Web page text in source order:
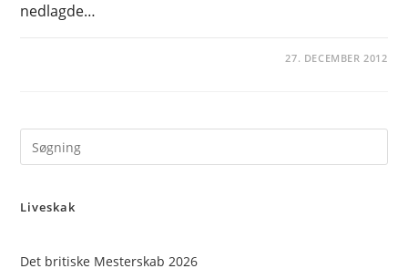
nedlagde…
27. DECEMBER 2012
Liveskak
Det britiske Mesterskab 2026